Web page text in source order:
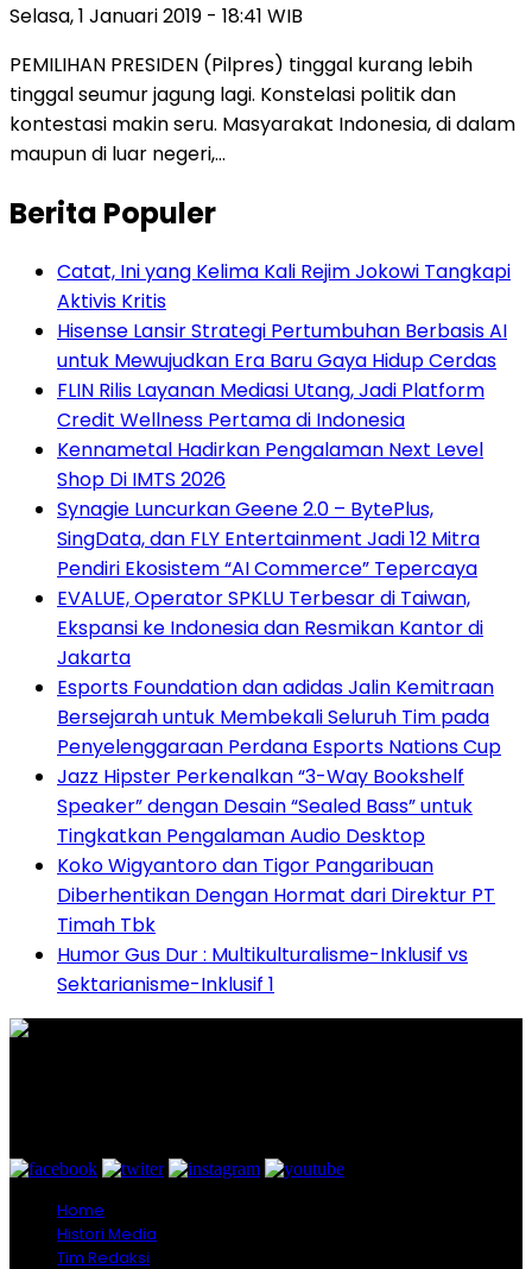
Selasa, 1 Januari 2019 - 18:41 WIB
PEMILIHAN PRESIDEN (Pilpres) tinggal kurang lebih
tinggal seumur jagung lagi. Konstelasi politik dan
kontestasi makin seru. Masyarakat Indonesia, di dalam
maupun di luar negeri,…
Berita Populer
Catat, Ini yang Kelima Kali Rejim Jokowi Tangkapi
Aktivis Kritis
Hisense Lansir Strategi Pertumbuhan Berbasis AI
untuk Mewujudkan Era Baru Gaya Hidup Cerdas
FLIN Rilis Layanan Mediasi Utang, Jadi Platform
Credit Wellness Pertama di Indonesia
Kennametal Hadirkan Pengalaman Next Level
Shop Di IMTS 2026
Synagie Luncurkan Geene 2.0 – BytePlus,
SingData, dan FLY Entertainment Jadi 12 Mitra
Pendiri Ekosistem “AI Commerce” Tepercaya
EVALUE, Operator SPKLU Terbesar di Taiwan,
Ekspansi ke Indonesia dan Resmikan Kantor di
Jakarta
Esports Foundation dan adidas Jalin Kemitraan
Bersejarah untuk Membekali Seluruh Tim pada
Penyelenggaraan Perdana Esports Nations Cup
Jazz Hipster Perkenalkan “3-Way Bookshelf
Speaker” dengan Desain “Sealed Bass” untuk
Tingkatkan Pengalaman Audio Desktop
Koko Wigyantoro dan Tigor Pangaribuan
Diberhentikan Dengan Hormat dari Direktur PT
Timah Tbk
Humor Gus Dur : Multikulturalisme-Inklusif vs
Sektarianisme-Inklusif 1
Home
Histori Media
Tim Redaksi